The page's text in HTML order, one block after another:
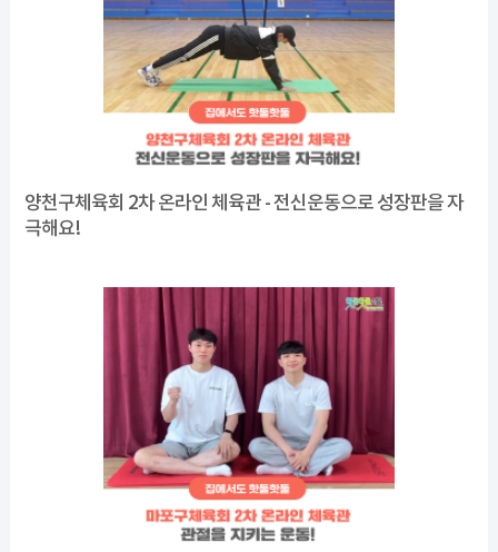
양천구체육회 2차 온라인 체육관 - 전신운동으로 성장판을 자
극해요!